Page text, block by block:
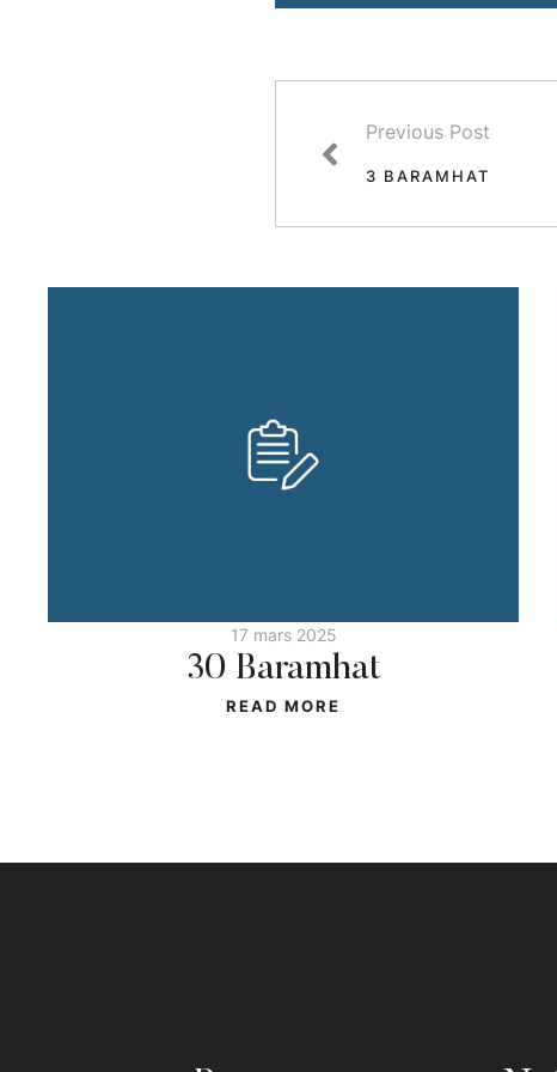
Previous Post
3 BARAMHAT
17 mars 2025
30 Baramhat
READ MORE